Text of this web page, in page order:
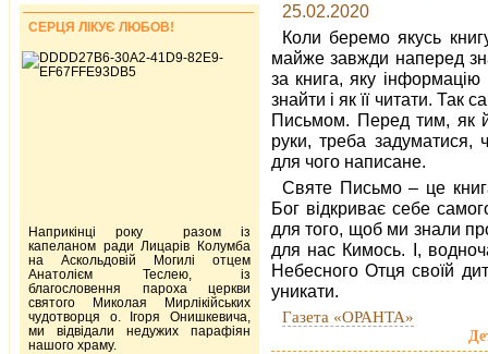
25.02.2020
Коли беремо якусь
майже завжди наперед
за книга, яку
знайти і як її читати. Так
Письмом. Перед тим, як
руки, треба задуматися,
для чого написане.
Святе Письмо – це
Бог відкриває себе
для того, щоб ми знали
для нас Кимось. І,
Небесного Отця своїй
уникати.
Газета «ОРАНТА»
СЕРЦЯ ЛІКУЄ ЛЮБОВ!
Наприкінці року разом із
капеланом ради Лицарів Колумба
на Аскольдовій Могилі отцем
Анатолієм Теслею, із
благословення пароха церкви
святого Миколая Мирлікійських
чудотворця о. Ігоря Онишкевича,
ми відвідали недужих парафіян
нашого храму.